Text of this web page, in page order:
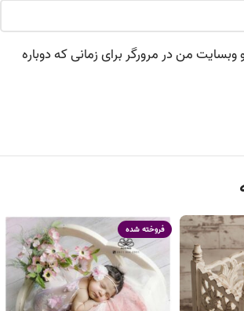
وبسایت من در مرورگر برای زمانی که دوباره
فروخته شده